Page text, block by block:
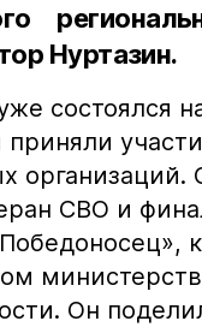
Нуртазин.
состоялся
организаций.
СВО и
Он